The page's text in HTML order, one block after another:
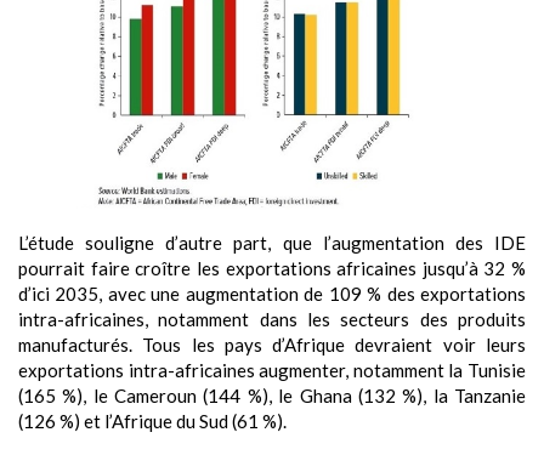
L’étude souligne d’autre part, que l’augmentation des IDE
pourrait faire croître les exportations africaines jusqu’à 32 %
d’ici 2035, avec une augmentation de 109 % des exportations
intra-africaines, notamment dans les secteurs des produits
manufacturés. Tous les pays d’Afrique devraient voir leurs
exportations intra-africaines augmenter, notamment la Tunisie
(165 %), le Cameroun (144 %), le Ghana (132 %), la Tanzanie
(126 %) et l’Afrique du Sud (61 %).